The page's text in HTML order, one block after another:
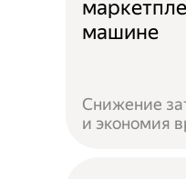
машине
Снижение
и экономия